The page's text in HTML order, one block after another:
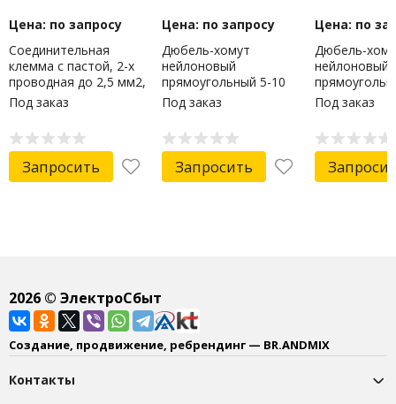
Цена: по запросу
Соединительная
клемма с пастой, 2-х
проводная до 2,5 мм2,
(3шт.) (пакет)
PROconnect
Под заказ
Запросить
Цена: по запросу
Дюбель-хомут
нейлоновый
прямоугольный 5-10
мм2 черный (100 шт/уп)
PROconnect
Под заказ
Запросить
Цена: по
Дюбель-
нейлоновый
мм2 белый
PROconnect
Под заказ
2026© ЭлектроСбыт
Создание, продвижение, ребрендинг — BR.ANDMIX
Контакты